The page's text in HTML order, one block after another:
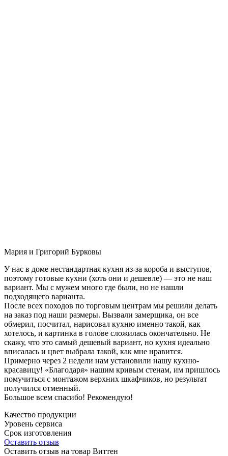
Мария и Григорий Бурковы
У нас в доме нестандартная кухня из-за короба и выступов,
поэтому готовые кухни (хоть они и дешевле) — это не наш
вариант. Мы с мужем много где были, но не нашли
подходящего варианта.
После всех походов по торговым центрам мы решили делать
на заказ под наши размеры. Вызвали замерщика, он все
обмерил, посчитал, нарисовал кухню именно такой, как
хотелось, и картинка в голове сложилась окончательно. Не
скажу, что это самый дешевый вариант, но кухня идеально
вписалась и цвет выбрала такой, как мне нравится.
Примерно через 2 недели нам установили нашу кухню-
красавицу! «Благодаря» нашим кривым стенам, им пришлось
помучиться с монтажом верхних шкафчиков, но результат
получился отменный.
Большое всем спасибо! Рекомендую!
Качество продукции
Уровень сервиса
Срок изготовления
Оставить отзыв
Оставить отзыв на товар Виттен